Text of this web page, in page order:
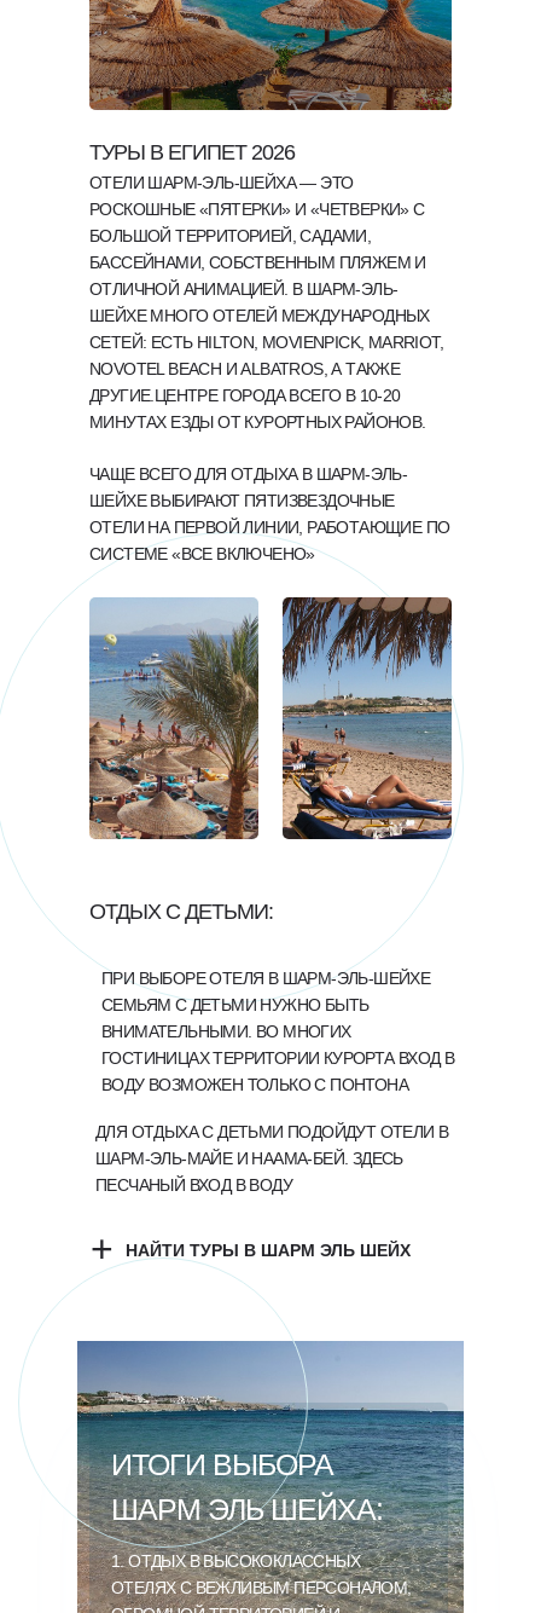
ИТОГИ ВЫБОРА
ШАРМ ЭЛЬ ШЕЙХА:
1. ОТДЫХ В ВЫСОКОКЛАССНЫХ
ОТЕЛЯХ С ВЕЖЛИВЫМ ПЕРСОНАЛОМ,
ОТДЫХ С ДЕТЬМИ:
ПРИ ВЫБОРЕ ОТЕЛЯ В ШАРМ-ЭЛЬ-ШЕЙХЕ
СЕМЬЯМ С ДЕТЬМИ НУЖНО БЫТЬ
ВНИМАТЕЛЬНЫМИ. ВО МНОГИХ
ГОСТИНИЦАХ ТЕРРИТОРИИ КУРОРТА ВХОД В
ВОДУ ВОЗМОЖЕН ТОЛЬКО С ПОНТОНА
ДЛЯ ОТДЫХА С ДЕТЬМИ ПОДОЙДУТ ОТЕЛИ В
ШАРМ-ЭЛЬ-МАЙЕ И НААМА-БЕЙ. ЗДЕСЬ
ПЕСЧАНЫЙ ВХОД В ВОДУ
НАЙТИ ТУРЫ В ШАРМ ЭЛЬ ШЕЙХ
+
ТУРЫ В ЕГИПЕТ 2026
ОТЕЛИ ШАРМ-ЭЛЬ-ШЕЙХА — ЭТО
РОСКОШНЫЕ «ПЯТЕРКИ» И «ЧЕТВЕРКИ» С
БОЛЬШОЙ ТЕРРИТОРИЕЙ, САДАМИ,
БАССЕЙНАМИ, СОБСТВЕННЫМ ПЛЯЖЕМ И
ОТЛИЧНОЙ АНИМАЦИЕЙ. В ШАРМ-ЭЛЬ-
ШЕЙХЕ МНОГО ОТЕЛЕЙ МЕЖДУНАРОДНЫХ
СЕТЕЙ: ЕСТЬ HILTON, MOVIENPICK, MARRIOT,
NOVOTEL BEACH И ALBATROS, А ТАКЖЕ
ДРУГИЕ.ЦЕНТРЕ ГОРОДА ВСЕГО В 10-20
МИНУТАХ ЕЗДЫ ОТ КУРОРТНЫХ РАЙОНОВ.
ЧАЩЕ ВСЕГО ДЛЯ ОТДЫХА В ШАРМ-ЭЛЬ-
ШЕЙХЕ ВЫБИРАЮТ ПЯТИЗВЕЗДОЧНЫЕ
ОТЕЛИ НА ПЕРВОЙ ЛИНИИ, РАБОТАЮЩИЕ ПО
СИСТЕМЕ «ВСЕ ВКЛЮЧЕНО»